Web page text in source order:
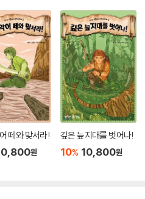
떼와 맞서라!
원
깊은 늪지대를 벗어나!
10% 10,800원